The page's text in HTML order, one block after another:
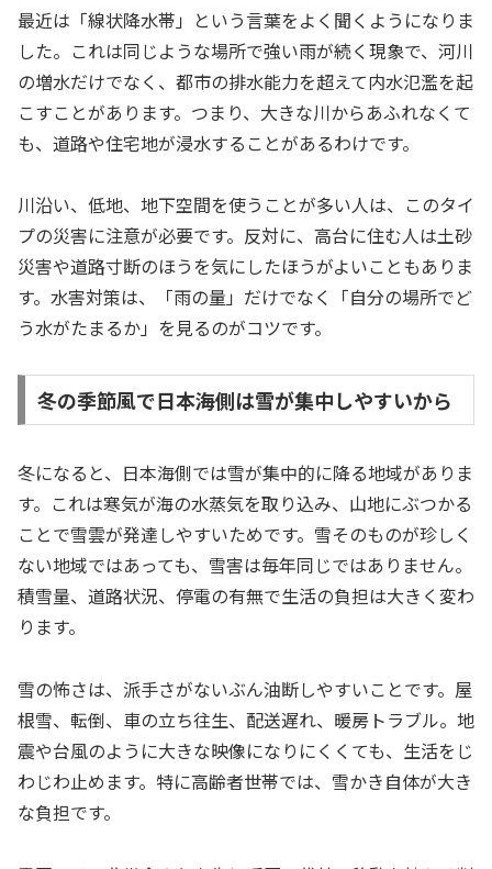
最近は「線状降水帯」という言葉をよく聞くようになりま
した。これは同じような場所で強い雨が続く現象で、河川
の増水だけでなく、都市の排水能力を超えて内水氾濫を起
こすことがあります。つまり、大きな川からあふれなくて
も、道路や住宅地が浸水することがあるわけです。
川沿い、低地、地下空間を使うことが多い人は、このタイ
プの災害に注意が必要です。反対に、高台に住む人は土砂
災害や道路寸断のほうを気にしたほうがよいこともありま
す。水害対策は、「雨の量」だけでなく「自分の場所でど
う水がたまるか」を見るのがコツです。
冬の季節風で日本海側は雪が集中しやすいから
冬になると、日本海側では雪が集中的に降る地域がありま
す。これは寒気が海の水蒸気を取り込み、山地にぶつかる
ことで雪雲が発達しやすいためです。雪そのものが珍しく
ない地域ではあっても、雪害は毎年同じではありません。
積雪量、道路状況、停電の有無で生活の負担は大きく変わ
ります。
雪の怖さは、派手さがないぶん油断しやすいことです。屋
根雪、転倒、車の立ち往生、配送遅れ、暖房トラブル。地
震や台風のように大きな映像になりにくくても、生活をじ
わじわ止めます。特に高齢者世帯では、雪かき自体が大き
な負担です。